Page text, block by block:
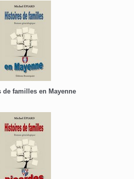
de familles en Mayenne